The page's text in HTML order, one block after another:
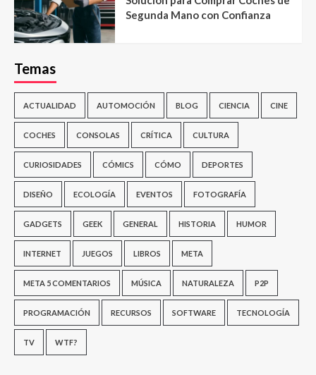
Segunda Mano con Confianza
Temas
ACTUALIDAD AUTOMOCIÓN BLOG CIENCIA CINE
COCHES CONSOLAS CRÍTICA CULTURA
CURIOSIDADES CÓMICS CÓMO DEPORTES
DISEÑO ECOLOGÍA EVENTOS FOTOGRAFÍA
GADGETS GEEK GENERAL HISTORIA HUMOR
INTERNET JUEGOS LIBROS META
META 5 COMENTARIOS MÚSICA NATURALEZA P2P
PROGRAMACIÓN RECURSOS SOFTWARE TECNOLOGÍA
TV WTF?